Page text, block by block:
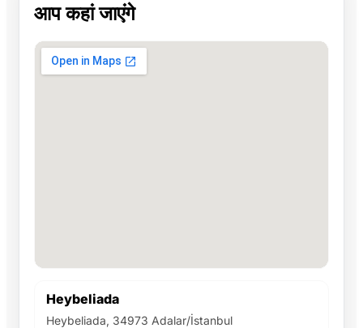
आप कहां जाएंगे
Heybeliada
Heybeliada, 34973 Adalar/İstanbul